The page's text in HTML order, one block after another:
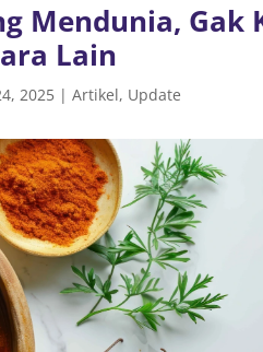
Mendunia, Gak
Lain
2025 |Artikel, Update